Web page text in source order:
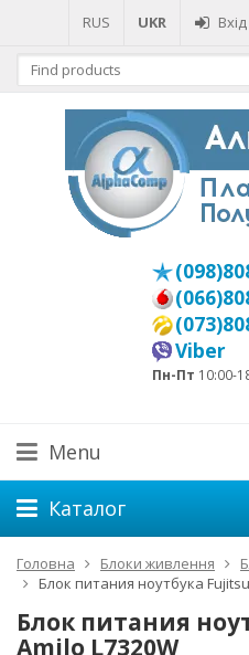
RUS UKR Вхід
Viber
Пн-Пт 10:00-
Menu
Каталог
Головна Блоки живлення
Блок питания ноутбука
Блок питания
Amilo L7320W